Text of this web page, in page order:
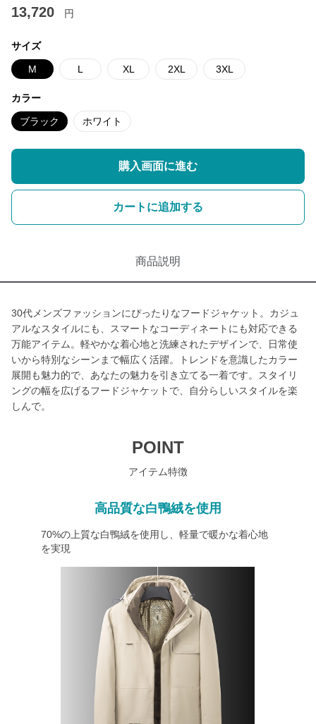
13,720 円
サイズ
M L XL 2XL 3XL
カラー
ブラック ホワイト
購入画面に進む
カートに追加する
商品説明
30代メンズファッションにぴったりなフードジャケット。カジュ
アルなスタイルにも、スマートなコーディネートにも対応できる
万能アイテム。軽やかな着心地と洗練されたデザインで、日常使
いから特別なシーンまで幅広く活躍。トレンドを意識したカラー
展開も魅力的で、あなたの魅力を引き立てる一着です。スタイリ
ングの幅を広げるフードジャケットで、自分らしいスタイルを楽
しんで。
POINT
アイテム特徴
高品質な白鴨絨を使用
70%の上質な白鴨絨を使用し、軽量で暖かな着心地
を実現